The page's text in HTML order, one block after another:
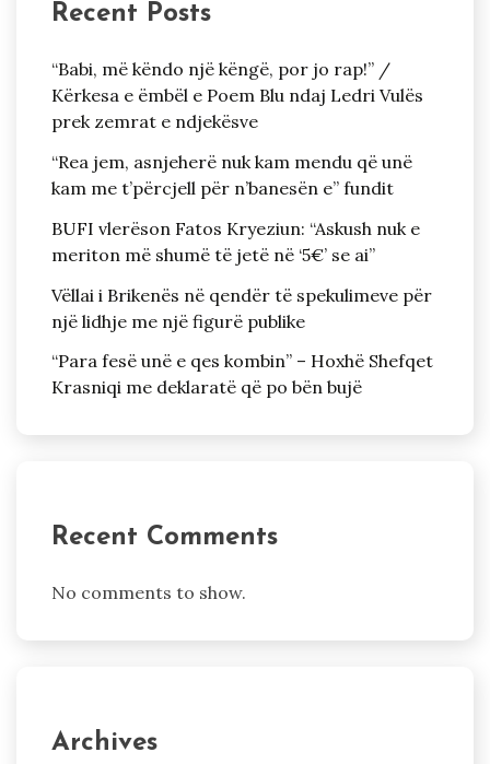
Recent Posts
“Babi, më këndo një këngë, por jo rap!” /
Kërkesa e ëmbël e Poem Blu ndaj Ledri Vulës
prek zemrat e ndjekësve
“Rea jem, asnjeherë nuk kam mendu që unë
kam me t’përcjell për n’banesën e” fundit
BUFI vlerëson Fatos Kryeziun: “Askush nuk e
meriton më shumë të jetë në ‘5€’ se ai”
Vëllai i Brikenës në qendër të spekulimeve për
një lidhje me një figurë publike
“Para fesë unë e qes kombin” – Hoxhë Shefqet
Krasniqi me deklaratë që po bën bujë
Recent Comments
No comments to show.
Archives